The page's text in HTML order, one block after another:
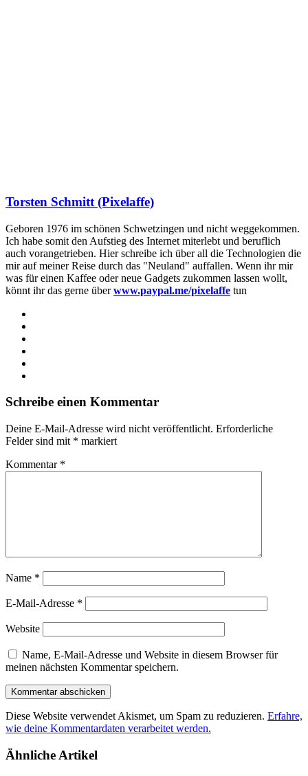
Torsten Schmitt (Pixelaffe)
Geboren 1976 im schönen Schwetzingen und nicht weggekommen.
Ich habe somit den Aufstieg des Internet miterlebt und beruflich
auch vorangetrieben. Hier schreibe ich über all die Technologien die
mir auf meiner Reise durch das "Neuland" auffallen. Wenn ihr mir
was für einen Kaffee oder neue Gadgets zukommen lassen wollt,
könnt ihr das gerne überwww.paypal.me/pixelaffe tun
Schreibe einen Kommentar
Deine E-Mail-Adresse wird nicht veröffentlicht. Erforderliche
Felder sind mit * markiert
Kommentar *
Name *
E-Mail-Adresse *
Website
Name, E-Mail-Adresse und Website in diesem Browser für
meinen nächsten Kommentar speichern.
Diese Website verwendet Akismet, um Spam zu reduzieren. Erfahre,
wie deine Kommentardaten verarbeitet werden.
Ähnliche Artikel